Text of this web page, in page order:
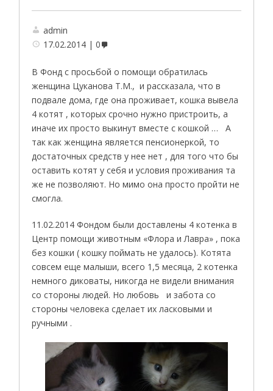
admin
17.02.2014
0
В Фонд с просьбой о помощи обратилась
женщина Цуканова Т.М., и рассказала, что в
подвале дома, где она проживает, кошка вывела
4 котят , которых срочно нужно пристроить, а
иначе их просто выкинут вместе с кошкой … А
так как женщина является пенсионеркой, то
достаточных средств у нее нет , для того что бы
оставить котят у себя и условия проживания та
же не позволяют. Но мимо она просто пройти не
смогла.
11.02.2014 Фондом были доставлены 4 котенка в
Центр помощи животным «Флора и Лавра» , пока
без кошки ( кошку поймать не удалось). Котята
совсем еще малыши, всего 1,5 месяца, 2 котенка
немного диковаты, никогда не видели внимания
со стороны людей. Но любовь
и забота со
стороны человека сделает их ласковыми и
ручными .